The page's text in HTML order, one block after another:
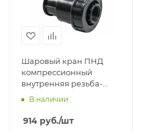
Шаровый кран ПНД
компрессионный
внутренняя резьба-
внутренняя резьба 2"х 2"
В наличии
914 руб./шт